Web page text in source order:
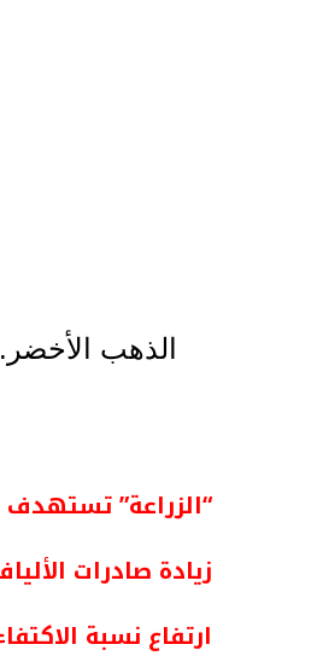
الذهب
“الزراعة” تستهدف زيادة
زيادة صادرات الألياف بنسبة 70%.. وزيادة المساحة